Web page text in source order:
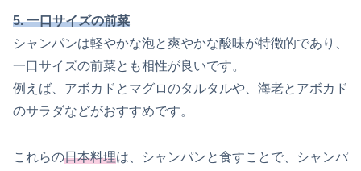
5. 一口サイズの前菜
シャンパンは軽やかな泡と爽やかな酸味が特徴的であり、
一口サイズの前菜とも相性が良いです。
例えば、アボカドとマグロのタルタルや、海老とアボカド
のサラダなどがおすすめです。
これらの日本料理は、シャンパンと食すことで、シャンパ